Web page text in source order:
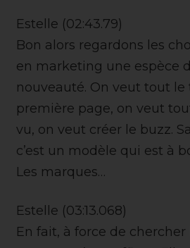
Estelle (02:43.79)
Bon alors regardons les
en marketing une espèce
nouveauté. On veut tout le
première page, on veut
vu, on veut créer le buzz.
c’est un modèle qui est à
Les marques…
Estelle (03:13.068)
En fait, à force de chercher